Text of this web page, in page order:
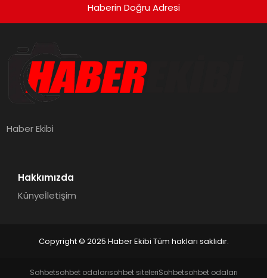
Haberin Doğru Adresi
Haber Ekibi
Hakkımızda
Künyeİletişim
Copyright © 2025 Haber Ekibi Tüm hakları saklıdır.
Sohbetsohbet odalarısohbet siteleriSohbetsohbet odaları